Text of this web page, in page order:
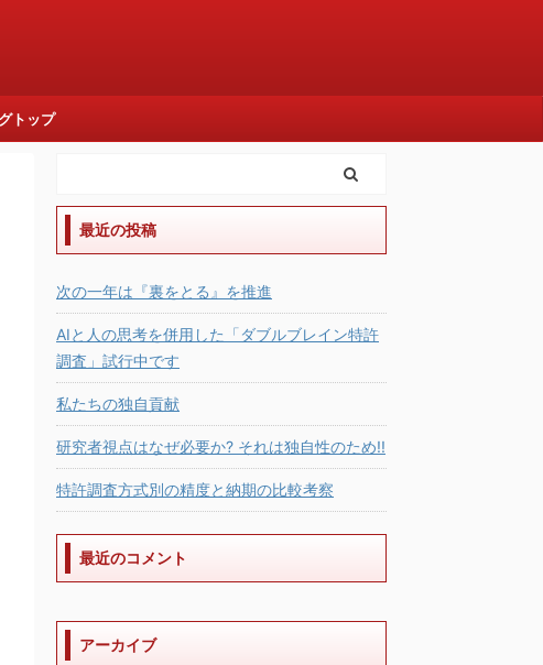
トップ
最近の投稿
次の一年は『裏をとる』を推進
AIと人の思考を併用した「ダブルブレイン特許
調査」試行中です
私たちの独自貢献
研究者視点はなぜ必要か? それは独自性のため!!
特許調査方式別の精度と納期の比較考察
最近のコメント
アーカイブ